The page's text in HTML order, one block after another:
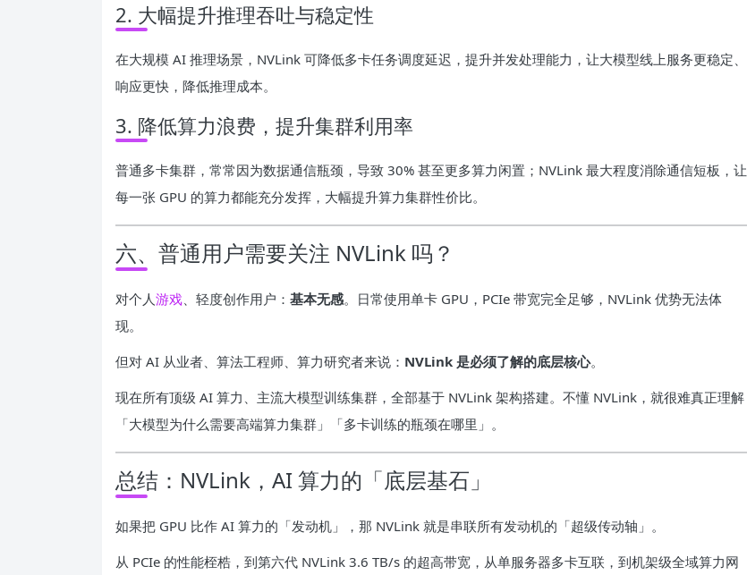
2. 大幅提升推理吞吐与稳定性
在大规模 AI 推理场景，NVLink 可降低多卡任务调度延迟，提升并发处理能力，让大模型线上服务更稳定、
响应更快，降低推理成本。
3. 降低算力浪费，提升集群利用率
普通多卡集群，常常因为数据通信瓶颈，导致 30% 甚至更多算力闲置；NVLink 最大程度消除通信短板，让
每一张 GPU 的算力都能充分发挥，大幅提升算力集群性价比。
六、普通用户需要关注 NVLink 吗？
对个人游戏、轻度创作用户： 基本无感。日常使用单卡 GPU，PCIe 带宽完全足够，NVLink 优势无法体
现。
但对 AI 从业者、算法工程师、算力研究者来说： NVLink 是必须了解的底层核心。
现在所有顶级 AI 算力、主流大模型训练集群，全部基于 NVLink 架构搭建。不懂 NVLink，就很难真正理解
「大模型为什么需要高端算力集群」「多卡训练的瓶颈在哪里」。
总结：NVLink，AI 算力的「底层基石」
如果把 GPU 比作 AI 算力的「发动机」，那 NVLink 就是串联所有发动机的「超级传动轴」。
从 PCIe 的性能桎梏，到第六代 NVLink 3.6 TB/s 的超高带宽，从单服务器多卡互联，到机架级全域算力网